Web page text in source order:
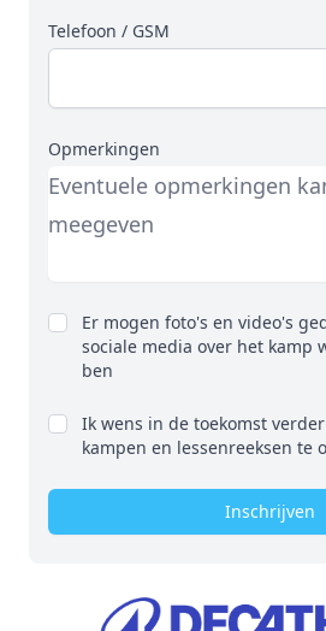
Telefoon / GSM
Opmerkingen
Er mogen foto's en video's
sociale media over het kamp
ben
Ik wens in de toekomst
kampen en lessenreeksen te
Inschrijven